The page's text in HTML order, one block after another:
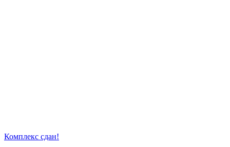
Комплекс сдан!